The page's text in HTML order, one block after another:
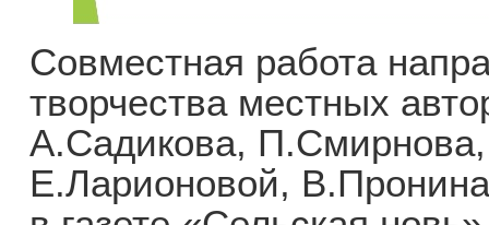
Совместная работа
творчества местных
А.Садикова,
Е.Ларионовой,